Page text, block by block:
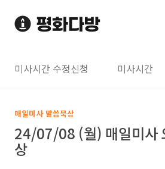
미사시간 수정신청 미사시간
매일미사 말씀묵상
24/07/08 (월) 매일미사
상